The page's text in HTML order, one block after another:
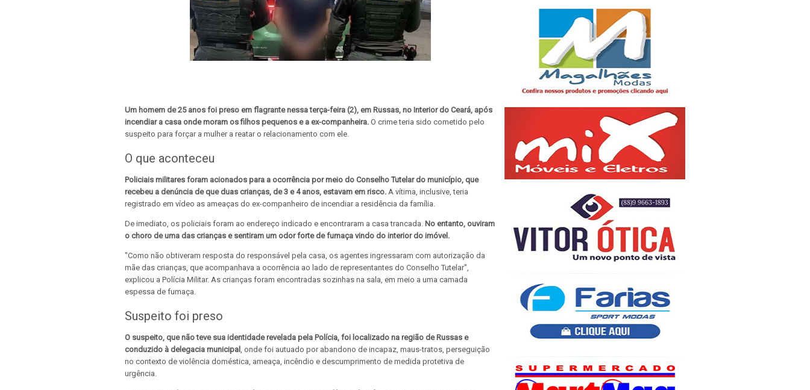
Um homem de 25 anos foi preso em flagrante nessa terça-feira (2), em Russas, no Interior do Ceará, após
incendiar a casa onde moram os filhos pequenos e a ex-companheira. O crime teria sido cometido pelo
suspeito para forçar a mulher a reatar o relacionamento com ele.
O que aconteceu
Policiais militares foram acionados para a ocorrência por meio do Conselho Tutelar do município, que
recebeu a denúncia de que duas crianças, de 3 e 4 anos, estavam em risco. A vítima, inclusive, teria
registrado em vídeo as ameaças do ex-companheiro de incendiar a residência da família.
De imediato, os policiais foram ao endereço indicado e encontraram a casa trancada. No entanto, ouviram
o choro de uma das crianças e sentiram um odor forte de fumaça vindo do interior do imóvel.
"Como não obtiveram resposta do responsável pela casa, os agentes ingressaram com autorização da
mãe das crianças, que acompanhava a ocorrência ao lado de representantes do Conselho Tutelar",
explicou a Polícia Militar. As crianças foram encontradas sozinhas na sala, em meio a uma camada
espessa de fumaça.
Suspeito foi preso
O suspeito, que não teve sua identidade revelada pela Polícia, foi localizado na região de Russas e
conduzido à delegacia municipal , onde foi autuado por abandono de incapaz, maus-tratos, perseguição
no contexto de violência doméstica, ameaça, incêndio e descumprimento de medida protetiva de
urgência.